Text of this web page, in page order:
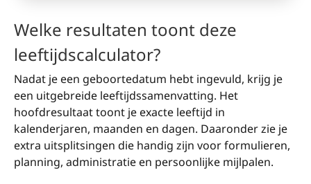
Welke resultaten toont deze
leeftijdscalculator?
Nadat je een geboortedatum hebt ingevuld, krijg je
een uitgebreide leeftijdssamenvatting. Het
hoofdresultaat toont je exacte leeftijd in
kalenderjaren, maanden en dagen. Daaronder zie je
extra uitsplitsingen die handig zijn voor formulieren,
planning, administratie en persoonlijke mijlpalen.